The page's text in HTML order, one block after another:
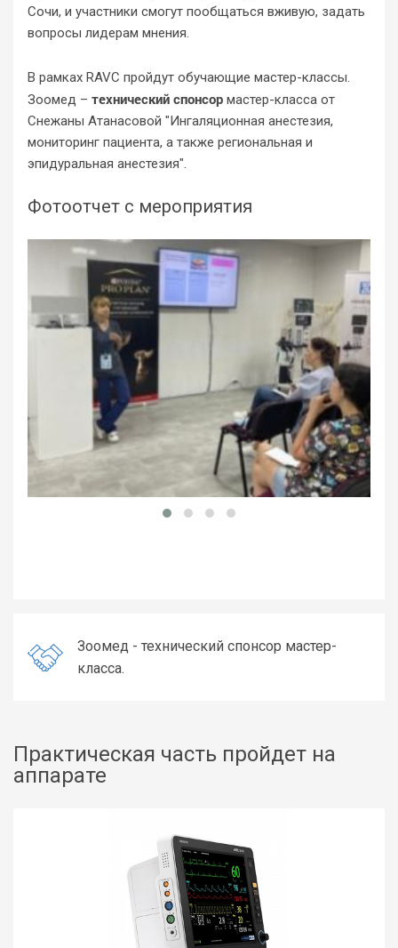
Сочи, и участники смогут пообщаться вживую, задать
вопросы лидерам мнения.
В рамках RAVC пройдут обучающие мастер-классы.
Зоомед – технический спонсор мастер-класса от
Снежаны Атанасовой "Ингаляционная анестезия,
мониторинг пациента, а также региональная и
эпидуральная анестезия".
Фотоотчет с мероприятия
Зоомед - технический спонсор мастер-
класса.
Практическая часть пройдет на
аппарате